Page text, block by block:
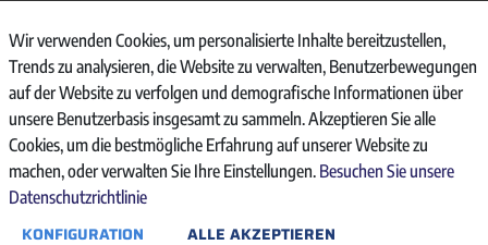
© 2026, CONSEJO GENERAL DEL NOTARIO
CANAL INTERNO DE INFORMACIÓN
REGISTRO DE ACTIVIDADES DE TRATAMIENTO
AVISO LEGAL
Wir verwenden Cookies, um personalisierte Inhalte bereitzustellen,
Trends zu analysieren, die Website zu verwalten, Benutzerbewegungen
auf der Website zu verfolgen und demografische Informationen über
unsere Benutzerbasis insgesamt zu sammeln. Akzeptieren Sie alle
Cookies, um die bestmögliche Erfahrung auf unserer Website zu
machen, oder verwalten Sie Ihre Einstellungen. Besuchen Sie unsere
Datenschutzrichtlinie
KONFIGURATION ALLE AKZEPTIEREN